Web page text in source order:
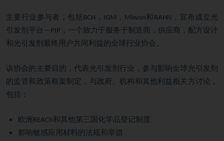
主要行业参与者，包括BCH ， IGM ， Miwon和 RAHN ，宣布成立光
引发剂平台 —PIP ，一个致力于服务于制造商，供应商，配方设计
和光引发剂最终用户共同利益的全球行业协会。
该协会的主要目的，代表光引发剂行业，参与影响全球光引发剂
的监管和政策框架制定，与政府、机构和其他利益相关方讨论，
包括：
欧洲 REACh和其他第三国化学品登记制度
影响敏感应用材料的法规和举措